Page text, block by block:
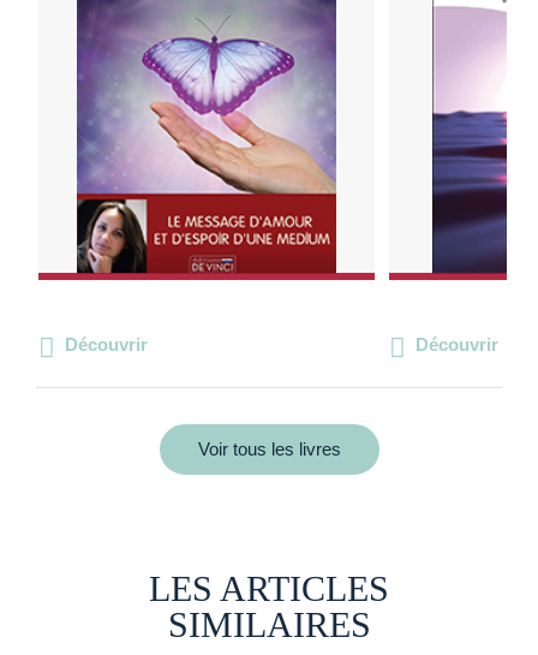
Découvrir Découvrir
Voir tous les livres
LES ARTICLES
SIMILAIRES